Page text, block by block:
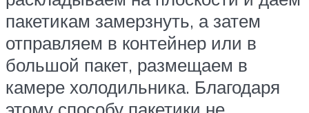
пакетикам замерзнуть, а затем
отправляем в контейнер или в
большой пакет, размещаем в
камере холодильника. Благодаря